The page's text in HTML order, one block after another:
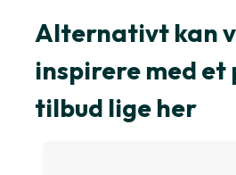
Alternativt kan
inspirere med et
tilbud lige her